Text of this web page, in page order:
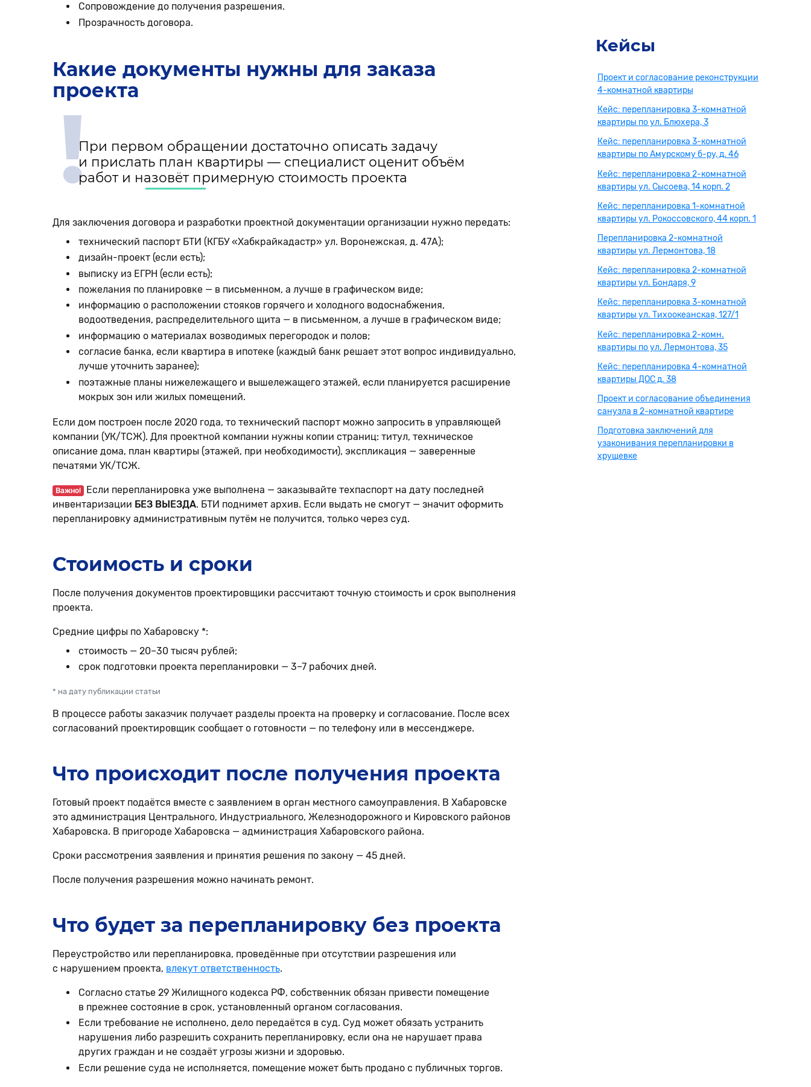
Сопровождение до получения разрешения.
Прозрачность договора.
Какие документы нужны для заказа
проекта
!При первом обращении достаточно описать задачу
и прислать план квартиры — специалист оценит объём
работ и назовёт примерную стоимость проекта
Для заключения договора и разработки проектной документации организации нужно передать:
технический паспорт БТИ (КГБУ «Хабкрайкадастр» ул. Воронежская, д. 47А);
дизайн-проект (если есть);
выписку из ЕГРН (если есть);
пожелания по планировке — в письменном, а лучше в графическом виде;
информацию о расположении стояков горячего и холодного водоснабжения,
водоотведения, распределительного щита — в письменном, а лучше в графическом виде;
информацию о материалах возводимых перегородок и полов;
согласие банка, если квартира в ипотеке (каждый банк решает этот вопрос индивидуально,
лучше уточнить заранее);
поэтажные планы нижележащего и вышележащего этажей, если планируется расширение
мокрых зон или жилых помещений.
Если дом построен после 2020 года, то технический паспорт можно запросить в управляющей
компании (УК/ТСЖ). Для проектной компании нужны копии страниц: титул, техническое
описание дома, план квартиры (этажей, при необходимости), экспликация — заверенные
печатями УК/ТСЖ.
Важно! Если перепланировка уже выполнена — заказывайте техпаспорт на дату последней
инвентаризации БЕЗ ВЫЕЗДА. БТИ поднимет архив. Если выдать не смогут — значит оформить
перепланировку административным путём не получится, только через суд.
Стоимость и сроки
После получения документов проектировщики рассчитают точную стоимость и срок выполнения
проекта.
Средние цифры по Хабаровску *:
стоимость — 20–30 тысяч рублей;
срок подготовки проекта перепланировки — 3–7 рабочих дней.
* на дату публикации статьи
В процессе работы заказчик получает разделы проекта на проверку и согласование. После всех
согласований проектировщик сообщает о готовности — по телефону или в мессенджере.
Что происходит после получения проекта
Готовый проект подаётся вместе с заявлением в орган местного самоуправления. В Хабаровске
это администрация Центрального, Индустриального, Железнодорожного и Кировского районов
Хабаровска. В пригороде Хабаровска — администрация Хабаровского района.
Сроки рассмотрения заявления и принятия решения по закону — 45 дней.
После получения разрешения можно начинать ремонт.
Что будет за перепланировку без проекта
Переустройство или перепланировка, проведённые при отсутствии разрешения или
с нарушением проекта, влекут ответственность.
Согласно статье 29 Жилищного кодекса РФ, собственник обязан привести помещение
в прежнее состояние в срок, установленный органом согласования.
Если требование не исполнено, дело передаётся в суд. Суд может обязать устранить
нарушения либо разрешить сохранить перепланировку, если она не нарушает права
других граждан и не создаёт угрозы жизни и здоровью.
Если решение суда не исполняется, помещение может быть продано с публичных торгов.
Кейсы
Проект и согласование реконструкции
4-комнатной квартиры
Кейс: перепланировка 3-комнатной
квартиры по ул. Блюхера, 3
Кейс: перепланировка 3-комнатной
квартиры по Амурскому б-ру, д. 46
Кейс: перепланировка 2-комнатной
квартиры ул. Сысоева, 14 корп. 2
Кейс: перепланировка 1-комнатной
квартиры ул. Рокоссовского, 44 корп. 1
Перепланировка 2-комнатной
квартиры ул. Лермонтова, 18
Кейс: перепланировка 2-комнатной
квартиры ул. Бондаря, 9
Кейс: перепланировка 3-комнатной
квартиры ул. Тихоокеанская, 127/1
Кейс: перепланировка 2-комн.
квартиры по ул. Лермонтова, 35
Кейс: перепланировка 4-комнатной
квартиры ДОС д. 38
Проект и согласование объединения
санузла в 2-комнатной квартире
Подготовка заключений для
узаконивания перепланировки в
хрущевке